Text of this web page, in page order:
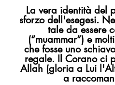
La vera identità del
sforzo dell'esegesi.
tale da essere
(“muammar”) e
che fosse uno
regale. Il Corano ci
Allah (gloria a Lui
a